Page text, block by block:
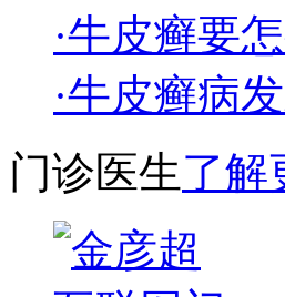
·牛皮癣要
·牛皮癣病
门诊医生了解